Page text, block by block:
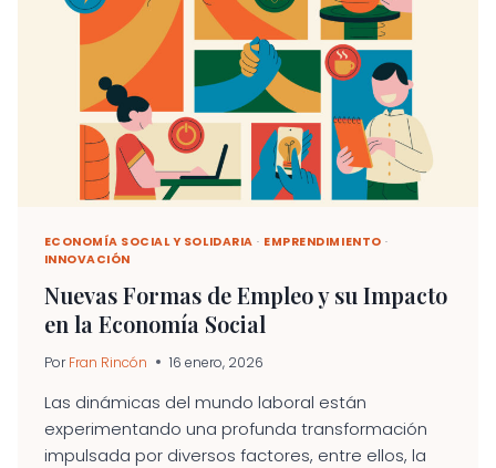
NO
UN
COOPERATIVISMO
DE
PLATAFORMA
COMO
ALTERNATIVA
A
ECONOMÍA
DIGITAL
DOMINANTE”
ECONOMÍA SOCIAL Y SOLIDARIA · EMPRENDIMIENTO ·
INNOVACIÓN
Nuevas Formas de Empleo y su Impacto
en la Economía Social
Por Fran Rincón 16 enero, 2026
Las dinámicas del mundo laboral están
experimentando una profunda transformación
impulsada por diversos factores, entre ellos, la